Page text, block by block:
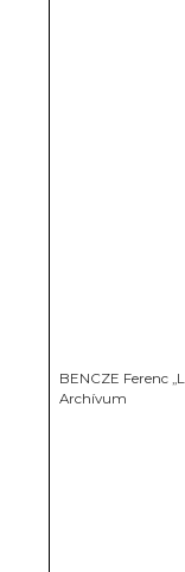
BENCZE Ferenc
Archívum